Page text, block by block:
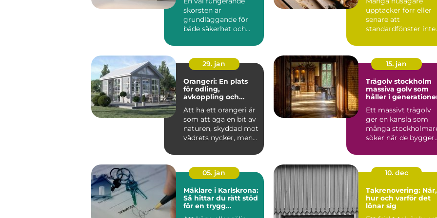
skorsten är
grundläggande för
både säkerhet och
du eldar i ka...
upptäcker förr eller
senare att
standardfönster inte
Kanske är ö...
29. jan
Orangeri: En plats
för odling,
avkoppling och
Att ha ett orangeri är
som att äga en bit av
naturen, skyddad mot
vädrets nycker, men...
15. jan
Trägolv stockholm
massiva golv som
håller i
Ett massivt trägolv
ger en känsla som
många
söker när de bygger
inr...
05. jan
Mäklare i Karlskrona:
Så hittar du rätt stöd
för en trygg
10. dec
Takrenovering: När,
hur och varför det
lönar sig